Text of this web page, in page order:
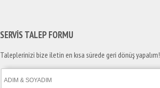
SERVİS TALEP FORMU
Taleplerinizi bize iletin en kısa sürede geri dönüş yapalım!